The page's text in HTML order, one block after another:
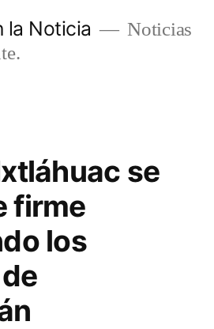
la Noticia
Noticias
se
firme
los